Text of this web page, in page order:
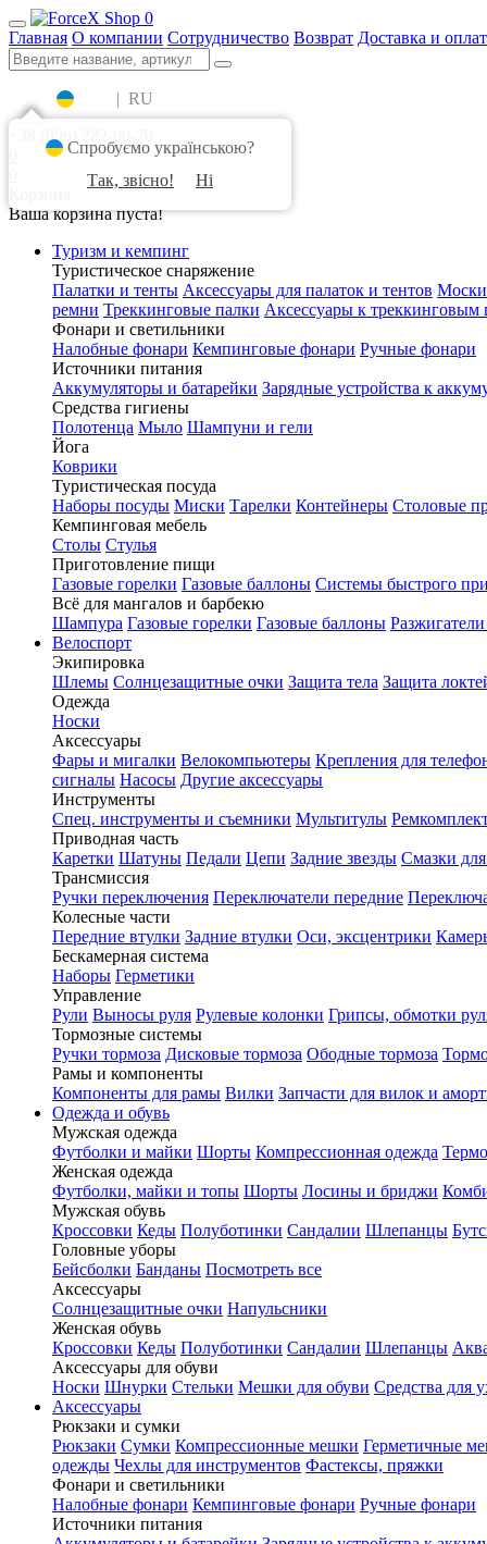
0
Главная О компании Сотрудничество Возврат Доставка и
| RU
+38 (096) 282-00-70
Ваша корзина пуста!
Туризм и кемпинг
Туристическое снаряжение
Палатки и тенты Аксессуары для палаток и тентов
ремни Треккинговые палки Аксессуары к треккинговым
Фонари и светильники
Налобные фонари Кемпинговые фонари Ручные фонари
Источники питания
Аккумуляторы и батарейки Зарядные устройства к
Средства гигиены
Полотенца Мыло Шампуни и гели
Йога
Коврики
Туристическая посуда
Наборы посуды Миски Тарелки Контейнеры Столовые
Кемпинговая мебель
Столы Стулья
Приготовление пищи
Газовые горелки Газовые баллоны Системы быстрого
Всё для мангалов и барбекю
Шампура Газовые горелки Газовые баллоны
Велоспорт
Экипировка
Шлемы Солнцезащитные очки Защита тела Защита
Одежда
Носки
Аксессуары
Фары и мигалки Велокомпьютеры Крепления для
сигналы Насосы Другие аксессуары
Инструменты
Спец. инструменты и съемники Мультитулы
Приводная часть
Каретки Шатуны Педали Цепи Задние звезды Смазки
Трансмиссия
Ручки переключения Переключатели передние
Колесные части
Передние втулки Задние втулки Оси, эксцентрики
Бескамерная система
Наборы Герметики
Управление
Рули Выносы руля Рулевые колонки Грипсы, обмотки
Тормозные системы
Ручки тормоза Дисковые тормоза Ободные тормоза
Рамы и компоненты
Компоненты для рамы Вилки Запчасти для вилок и
Одежда и обувь
Мужская одежда
Футболки и майки Шорты Компрессионная одежда
Женская одежда
Футболки, майки и топы Шорты Лосины и бриджи
Мужская обувь
Кроссовки Кеды Полуботинки Сандалии Шлепанцы
Головные уборы
Бейсболки Банданы Посмотреть все
Аксессуары
Солнцезащитные очки Напульсники
Женская обувь
Кроссовки Кеды Полуботинки Сандалии Шлепанцы
Аксессуары для обуви
Носки Шнурки Стельки Мешки для обуви Средства для
Аксессуары
Рюкзаки и сумки
Рюкзаки Сумки Компрессионные мешки Герметичные
одежды Чехлы для инструментов Фастексы, пряжки
Фонари и светильники
Налобные фонари Кемпинговые фонари Ручные фонари
Источники питания
Спробуємо українською?
Так, звісно!
Ні